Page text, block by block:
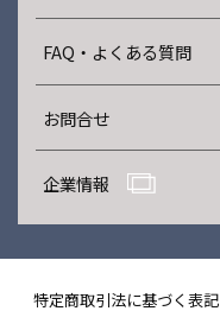
FAQ・よくある質問
お問合せ
企業情報
特定商取引法に基づく表記